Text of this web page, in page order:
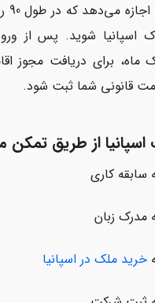
اسپانیا شوید. پس از ورود
قانونی شما ثبت شود.
اسپانیا از طریق تمکن
سابقه کاری
مدرک زبان
خرید ملک در اسپانیا